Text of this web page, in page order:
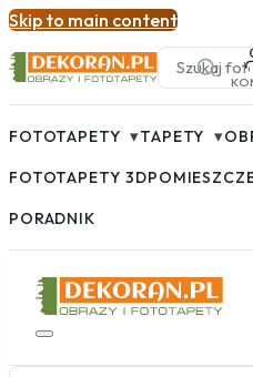
Skip to main content
FOTOTAPETY ▾TAPETY ▾
FOTOTAPETY 3D
PORADNIK